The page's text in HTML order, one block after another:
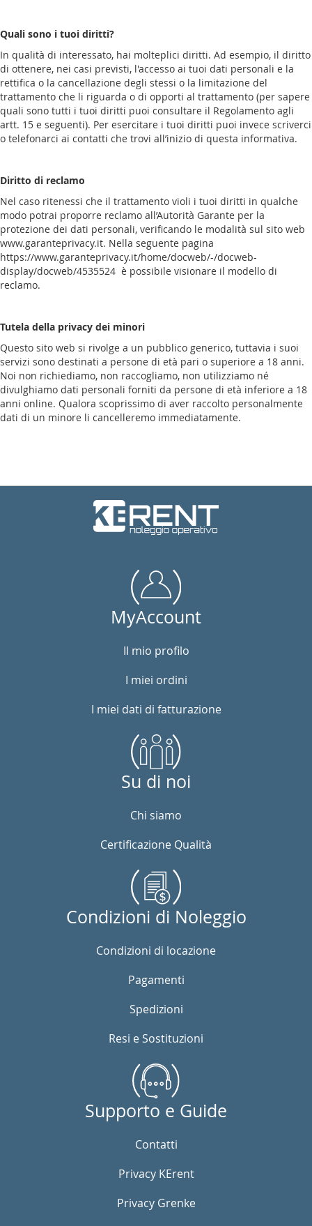
Quali sono i tuoi diritti?
In qualità di interessato, hai molteplici diritti. Ad esempio, il diritto
di ottenere, nei casi previsti, l'accesso ai tuoi dati personali e la
rettifica o la cancellazione degli stessi o la limitazione del
trattamento che li riguarda o di opporti al trattamento (per sapere
quali sono tutti i tuoi diritti puoi consultare il Regolamento agli
artt. 15 e seguenti). Per esercitare i tuoi diritti puoi invece scriverci
o telefonarci ai contatti che trovi all’inizio di questa informativa.
Diritto di reclamo
Nel caso ritenessi che il trattamento violi i tuoi diritti in qualche
modo potrai proporre reclamo all’Autorità Garante per la
protezione dei dati personali, verificando le modalità sul sito web
www.garanteprivacy.it. Nella seguente pagina
https://www.garanteprivacy.it/home/docweb/-/docweb-
display/docweb/4535524 è possibile visionare il modello di
reclamo.
Tutela della privacy dei minori
Questo sito web si rivolge a un pubblico generico, tuttavia i suoi
servizi sono destinati a persone di età pari o superiore a 18 anni.
Noi non richiediamo, non raccogliamo, non utilizziamo né
divulghiamo dati personali forniti da persone di età inferiore a 18
anni online. Qualora scoprissimo di aver raccolto personalmente
dati di un minore li cancelleremo immediatamente.
MyAccount
Il mio profilo
I miei ordini
I miei dati di fatturazione
Su di noi
Chi siamo
Certificazione Qualità
Condizioni di Noleggio
Condizioni di locazione
Pagamenti
Spedizioni
Resi e Sostituzioni
Supporto e Guide
Contatti
Privacy KErent
Privacy Grenke